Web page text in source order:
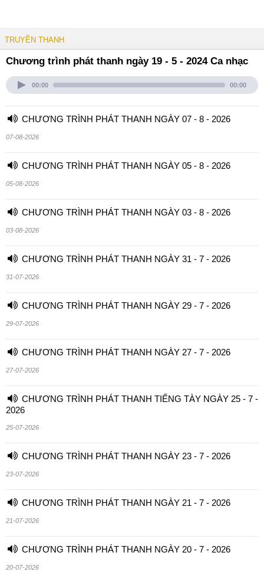
TRUYỀN THANH
Chương trình phát thanh ngày 19 - 5 - 2024 Ca nhạc
00:00 00:00
CHƯƠNG TRÌNH PHÁT THANH NGÀY 07 - 8 - 2026
07-08-2026
CHƯƠNG TRÌNH PHÁT THANH NGÀY 05 - 8 - 2026
05-08-2026
CHƯƠNG TRÌNH PHÁT THANH NGÀY 03 - 8 - 2026
03-08-2026
CHƯƠNG TRÌNH PHÁT THANH NGÀY 31 - 7 - 2026
31-07-2026
CHƯƠNG TRÌNH PHÁT THANH NGÀY 29 - 7 - 2026
29-07-2026
CHƯƠNG TRÌNH PHÁT THANH NGÀY 27 - 7 - 2026
27-07-2026
CHƯƠNG TRÌNH PHÁT THANH TIẾNG TÀY NGÀY 25 - 7 -
2026
25-07-2026
CHƯƠNG TRÌNH PHÁT THANH NGÀY 23 - 7 - 2026
23-07-2026
CHƯƠNG TRÌNH PHÁT THANH NGÀY 21 - 7 - 2026
21-07-2026
CHƯƠNG TRÌNH PHÁT THANH NGÀY 20 - 7 - 2026
20-07-2026